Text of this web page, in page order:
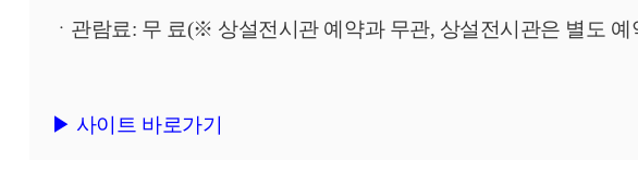
ㆍ관람료: 무 료(※ 상설전시관 예약과 무관, 상설전시관은 별도
▶ 사이트 바로가기